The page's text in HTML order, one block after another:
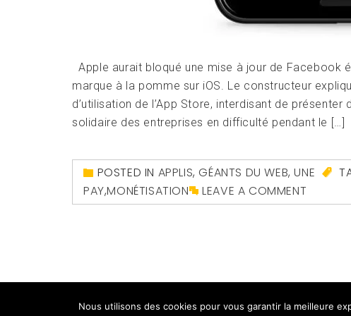
Apple aurait bloqué une mise à jour de Facebook
marque à la pomme sur iOS. Le constructeur
d’utilisation de l’App Store, interdisant de
solidaire des entreprises en difficulté pendant le […]
POSTED IN APPLIS,GÉANTS DU WEB,UNE
PAY,MONÉTISATION LEAVE A COMMENT
Copyright
Nous utilisons des cookies pour vous garantir la meilleure